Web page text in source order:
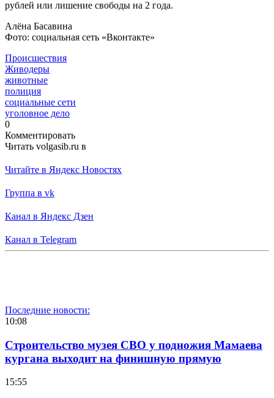
рублей или лишение свободы на 2 года.
Алёна Басавина
Фото: социальная сеть «Вконтакте»
Происшествия
Живодеры
животные
полиция
социальные сети
уголовное дело
0
Комментировать
Читать volgasib.ru в
Читайте в Яндекс Новостях
Группа в vk
Канал в Яндекс Дзен
Канал в Telegram
Последние новости:
10:08
Строительство музея СВО у подножия Мамаева
кургана выходит на финишную прямую
15:55